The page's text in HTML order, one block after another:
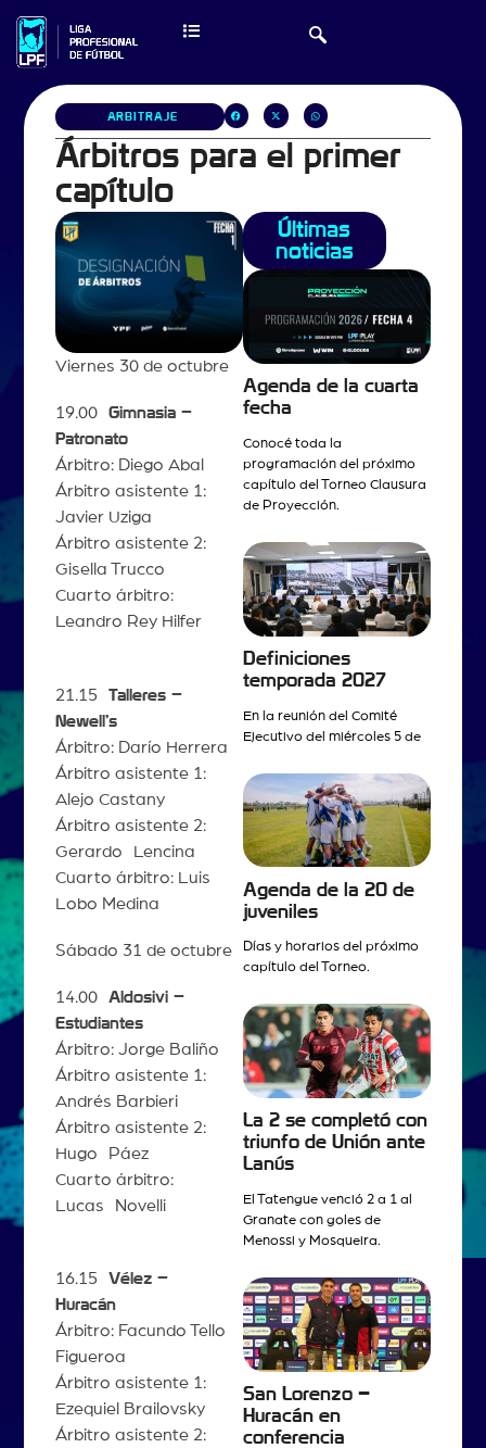
ARBITRAJE
Árbitros para el primer
capítulo
Viernes 30 de octubre
19.00 Gimnasia –
Patronato
Árbitro: Diego Abal
Árbitro asistente 1:
Javier Uziga
Árbitro asistente 2:
Gisella Trucco
Cuarto árbitro:
Leandro Rey Hilfer
21.15 Talleres –
Newell’s
Árbitro: Darío Herrera
Árbitro asistente 1:
Alejo Castany
Árbitro asistente 2:
Gerardo Lencina
Cuarto árbitro: Luis
Lobo Medina
Sábado 31 de octubre
14.00 Aldosivi –
Estudiantes
Árbitro: Jorge Baliño
Árbitro asistente 1:
Andrés Barbieri
Árbitro asistente 2:
Hugo Páez
Cuarto árbitro:
Lucas Novelli
16.15 Vélez –
Huracán
Árbitro: Facundo Tello
Figueroa
Árbitro asistente 1:
Ezequiel Brailovsky
Árbitro asistente 2:
Últimas
noticias
Agenda de la cuarta
fecha
Conocé toda la
programación del próximo
capítulo del Torneo Clausura
de Proyección.
Definiciones
temporada 2027
En la reunión del Comité
Ejecutivo del miércoles 5 de
Agenda de la 20 de
juveniles
Días y horarios del próximo
capítulo del Torneo.
La 2 se completó con
triunfo de Unión ante
Lanús
El Tatengue venció 2 a 1 al
Granate con goles de
Menossi y Mosqueira.
San Lorenzo –
Huracán en
conferencia